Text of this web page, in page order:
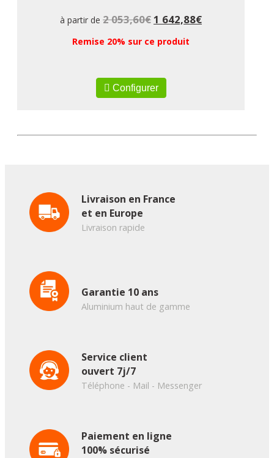
à partir de 2 053,60€1 642,88€
Remise 20% sur ce produit
Configurer
Livraison en France
et en Europe
Livraison rapide
Garantie 10 ans
Aluminium haut de gamme
Service client
ouvert 7j/7
Téléphone - Mail - Messenger
Paiement en ligne
100% sécurisé